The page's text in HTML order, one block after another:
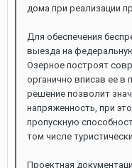
дома при реализации
Для обеспечения
выезда на
Озерное построят
органично вписав ее
решение позволит
напряженность, при
пропускную
том числе
Проектная